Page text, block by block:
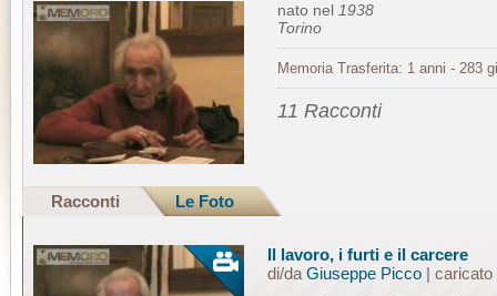
nato nel 1938
Torino
Memoria Trasferita: 1 anni - 283
11 Racconti
Racconti Le Foto
Il lavoro, i furti e il carcere
di/da Giuseppe Picco| caricato